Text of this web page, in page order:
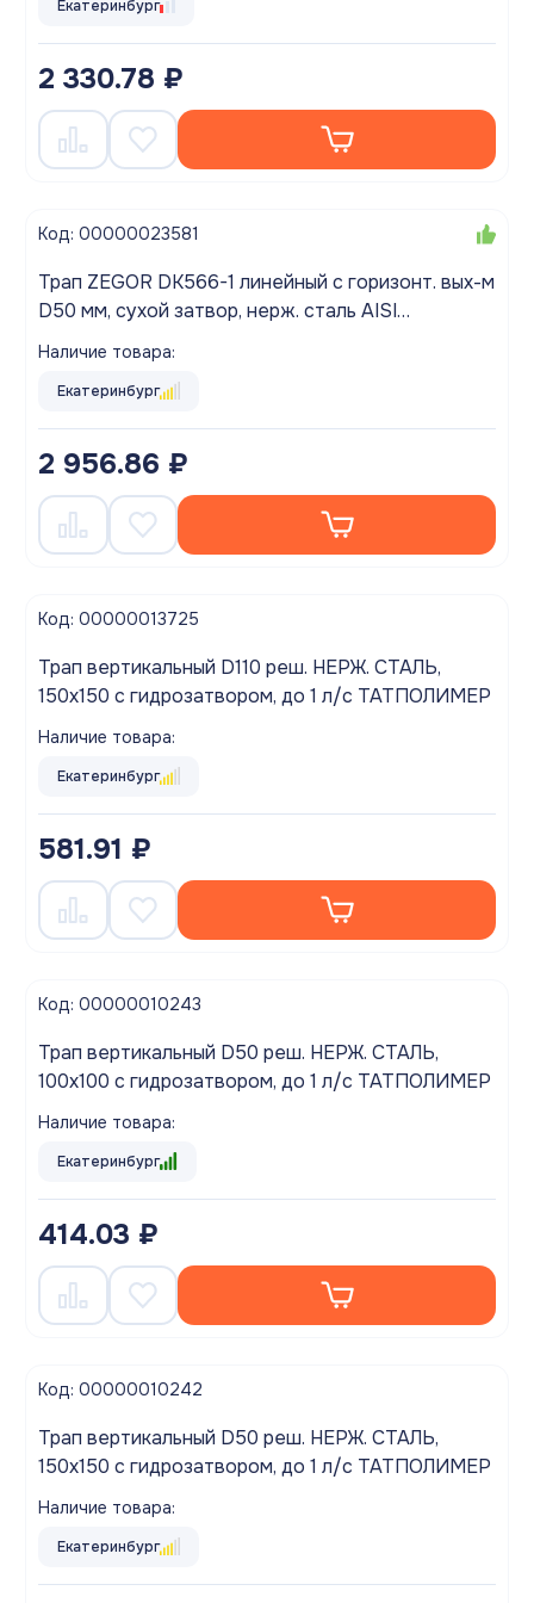
Екатеринбург
2 330.78 ₽
Код: 00000023581
Трап ZEGOR DK566-1 линейный с горизонт. вых-м
D50 мм, сухой затвор, нерж. сталь AISI
304,толщина решетки 1мм (ЛИНИИ), длина
желоба 600мм
Наличие товара:
Екатеринбург
2 956.86 ₽
Код: 00000013725
Трап вертикальный D110 реш. НЕРЖ. СТАЛЬ,
150х150 с гидрозатвором, до 1 л/с ТАТПОЛИМЕР
Наличие товара:
Екатеринбург
581.91 ₽
Код: 00000010243
Трап вертикальный D50 реш. НЕРЖ. СТАЛЬ,
100х100 с гидрозатвором, до 1 л/с ТАТПОЛИМЕР
Наличие товара:
Екатеринбург
414.03 ₽
Код: 00000010242
Трап вертикальный D50 реш. НЕРЖ. СТАЛЬ,
150х150 с гидрозатвором, до 1 л/с ТАТПОЛИМЕР
Наличие товара:
Екатеринбург